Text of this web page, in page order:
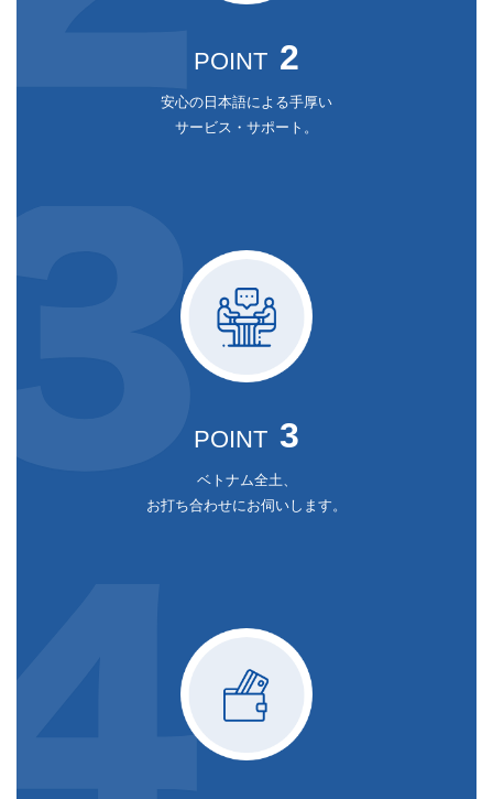
POINT 2
安心の日本語による手厚い
サービス・サポート。
POINT 3
ベトナム全土、
お打ち合わせにお伺いします。